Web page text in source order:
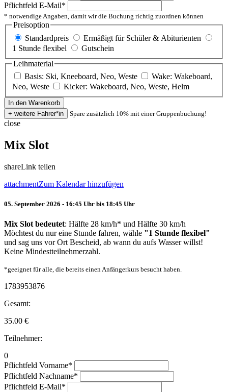
Pflichtfeld E-Mail*
* notwendige Angaben, damit wir die Buchung richtig zuordnen können
Preisoption
Standardpreis
Ermäßigt für Schüler & Abiturienten
1 Stunde flexibel
Gutschein
Leihmaterial
Basis: Ski, Kneeboard, Neo, Weste
Wake: Wakeboard,
Neo, Weste
Kicker: Wakeboard, Neo, Weste, Helm
Spare zusätzlich 10% mit einer Gruppenbuchung!
close
Mix Slot
shareLink teilen
attachmentZum Kalendar hinzufügen
05. September 2026 - 16:45 Uhr bis 18:45 Uhr
Mix Slot bedeutet: Hälfte 28 km/h* und Hälfte 30 km/h
Möchtest du nur eine Stunde fahren, wähle "1 Stunde flexibel"
und sag uns vor Ort Bescheid, ab wann du aufs Wasser willst!
Keine Mindestteilnehmerzahl.
*geeignet für alle, die bereits einen Anfängerkurs besucht haben.
1783953876
Gesamt:
35.00 €
Teilnehmer:
0
Pflichtfeld Vorname*
Pflichtfeld Nachname*
Pflichtfeld E-Mail*